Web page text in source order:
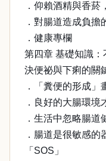
．仰賴酒精與香菸
．對腸道造成負
．健康專欄
第四章 基礎知識
決便祕與下痢的關
．「糞便的形成」
．良好的大腸環境
．生活中忽略腸
．腸道是很敏感
「SOS」